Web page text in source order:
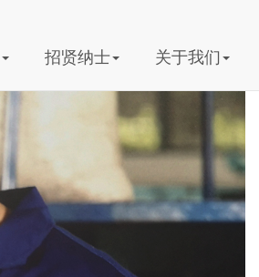
招贤纳士 关于我们